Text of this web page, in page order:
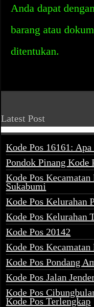
Anda dapat
barang atau
ditentukan.
Latest Post
Kode Pos 16161:
Pondok Pinang Kode
Kode Pos Kecamatan
Sukabumi
Kode Pos Kelurahan
Kode Pos Kelurahan
Kode Pos 20142
Kode Pos
Kode Pos Pondang
Kode Pos Jalan
Kode Pos
Kode Pos Terlengkap